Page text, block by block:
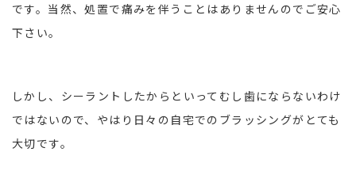
です。当然、処置で痛みを伴うことはありませんのでご安心
下さい。
しかし、シーラントしたからといってむし歯にならないわけ
ではないので、やはり日々の自宅でのブラッシングがとても
大切です。